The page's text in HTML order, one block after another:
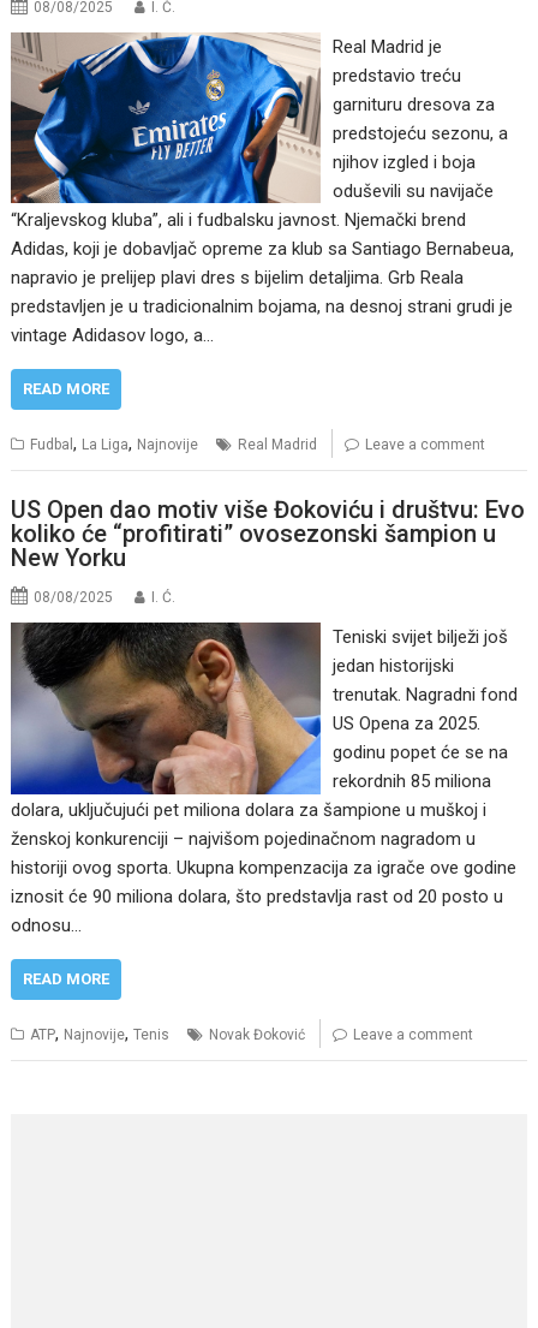
08/08/2025 I. Ć.
Real Madrid je
predstavio treću
garnituru dresova za
predstojeću sezonu, a
njihov izgled i boja
oduševili su navijače
“Kraljevskog kluba”, ali i fudbalsku javnost. Njemački brend
Adidas, koji je dobavljač opreme za klub sa Santiago Bernabeua,
napravio je prelijep plavi dres s bijelim detaljima. Grb Reala
predstavljen je u tradicionalnim bojama, na desnoj strani grudi je
vintage Adidasov logo, a…
READ MORE
Fudbal, La Liga, Najnovije Real Madrid Leave a comment
US Open dao motiv više Đokoviću i društvu: Evo
koliko će “profitirati” ovosezonski šampion u
New Yorku
08/08/2025 I. Ć.
Teniski svijet bilježi još
jedan historijski
trenutak. Nagradni fond
US Opena za 2025.
godinu popet će se na
rekordnih 85 miliona
dolara, uključujući pet miliona dolara za šampione u muškoj i
ženskoj konkurenciji – najvišom pojedinačnom nagradom u
historiji ovog sporta. Ukupna kompenzacija za igrače ove godine
iznosit će 90 miliona dolara, što predstavlja rast od 20 posto u
odnosu…
READ MORE
ATP, Najnovije,Tenis Novak Đoković Leave a comment